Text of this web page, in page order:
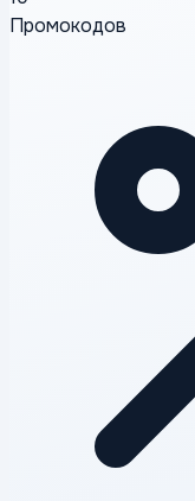
Промокодов